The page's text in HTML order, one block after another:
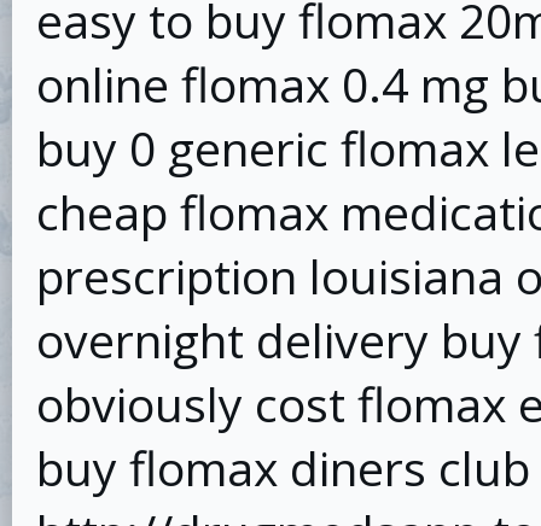
easy to buy flomax
online flomax 0.4 mg
buy 0 generic flomax
cheap flomax
prescription louisiana
overnight delivery
obviously cost flomax
buy flomax diners club